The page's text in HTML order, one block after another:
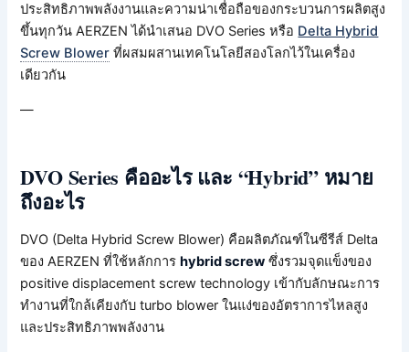
ประสิทธิภาพพลังงานและความน่าเชื่อถือของกระบวนการผลิตสูง
ขึ้นทุกวัน AERZEN ได้นำเสนอ DVO Series หรือ Delta Hybrid
Screw Blower ที่ผสมผสานเทคโนโลยีสองโลกไว้ในเครื่อง
เดียวกัน
—
DVO Series คืออะไร และ “Hybrid” หมาย
ถึงอะไร
DVO (Delta Hybrid Screw Blower) คือผลิตภัณฑ์ในซีรีส์ Delta
ของ AERZEN ที่ใช้หลักการhybrid screw ซึ่งรวมจุดแข็งของ
positive displacement screw technology เข้ากับลักษณะการ
ทำงานที่ใกล้เคียงกับ turbo blower ในแง่ของอัตราการไหลสูง
และประสิทธิภาพพลังงาน